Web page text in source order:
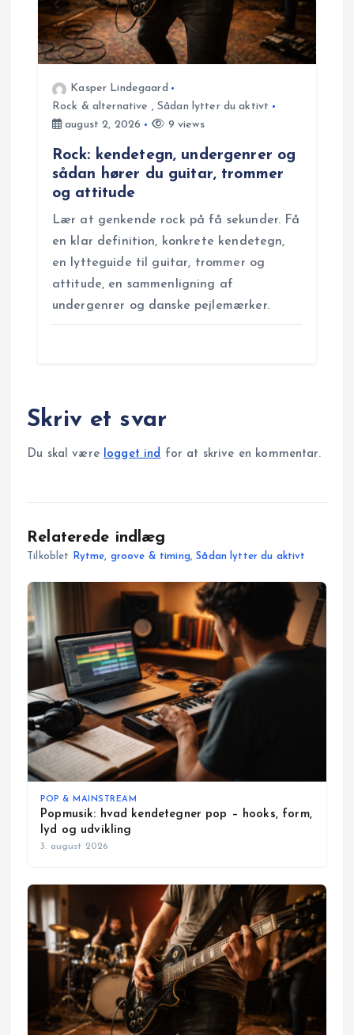
Kasper Lindegaard
Rock & alternative , Sådan lytter du aktivt
august 2, 2026
9 views
Rock: kendetegn, undergenrer og
sådan hører du guitar, trommer
og attitude
Lær at genkende rock på få sekunder. Få
en klar definition, konkrete kendetegn,
en lytteguide til guitar, trommer og
attitude, en sammenligning af
undergenrer og danske pejlemærker.
Skriv et svar
Du skal være logget ind for at skrive en kommentar.
Relaterede indlæg
Tilkoblet Rytme, groove & timing,Sådan lytter du aktivt
POP & MAINSTREAM
Popmusik: hvad kendetegner pop – hooks, form,
lyd og udvikling
3. august 2026